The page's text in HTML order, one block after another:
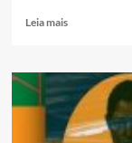
Leia maisRead
Raul
80